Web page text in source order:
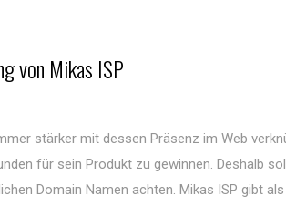
von Mikas ISP
stärker mit dessen Präsenz im Web
für sein Produkt zu gewinnen. Deshalb
Domain Namen achten. Mikas ISP gibt